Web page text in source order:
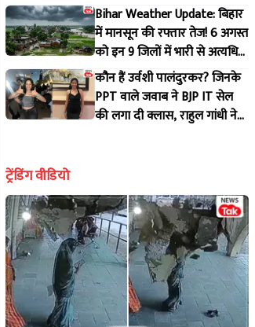
जगदीश कुमार वर्मा
आईएनडी
सुधीर नेगी
एमएटीबीएसपी
Bihar Weather Update: बिहार
में मानसून की रफ्तार तेज! 6 अगस्त
को इन 9 जिलों में भारी से अत्यधिक
भारी बारिश की चेतावनी, जानें
अपने जिले का हाल!
कौन हैं उर्वशी पालंदुरकर? जिनके
PPT वाले जवाब ने BJP IT सेल
की लगा दी क्लास, राहुल गांधी ने
ट्रेंडिंग वीडियो